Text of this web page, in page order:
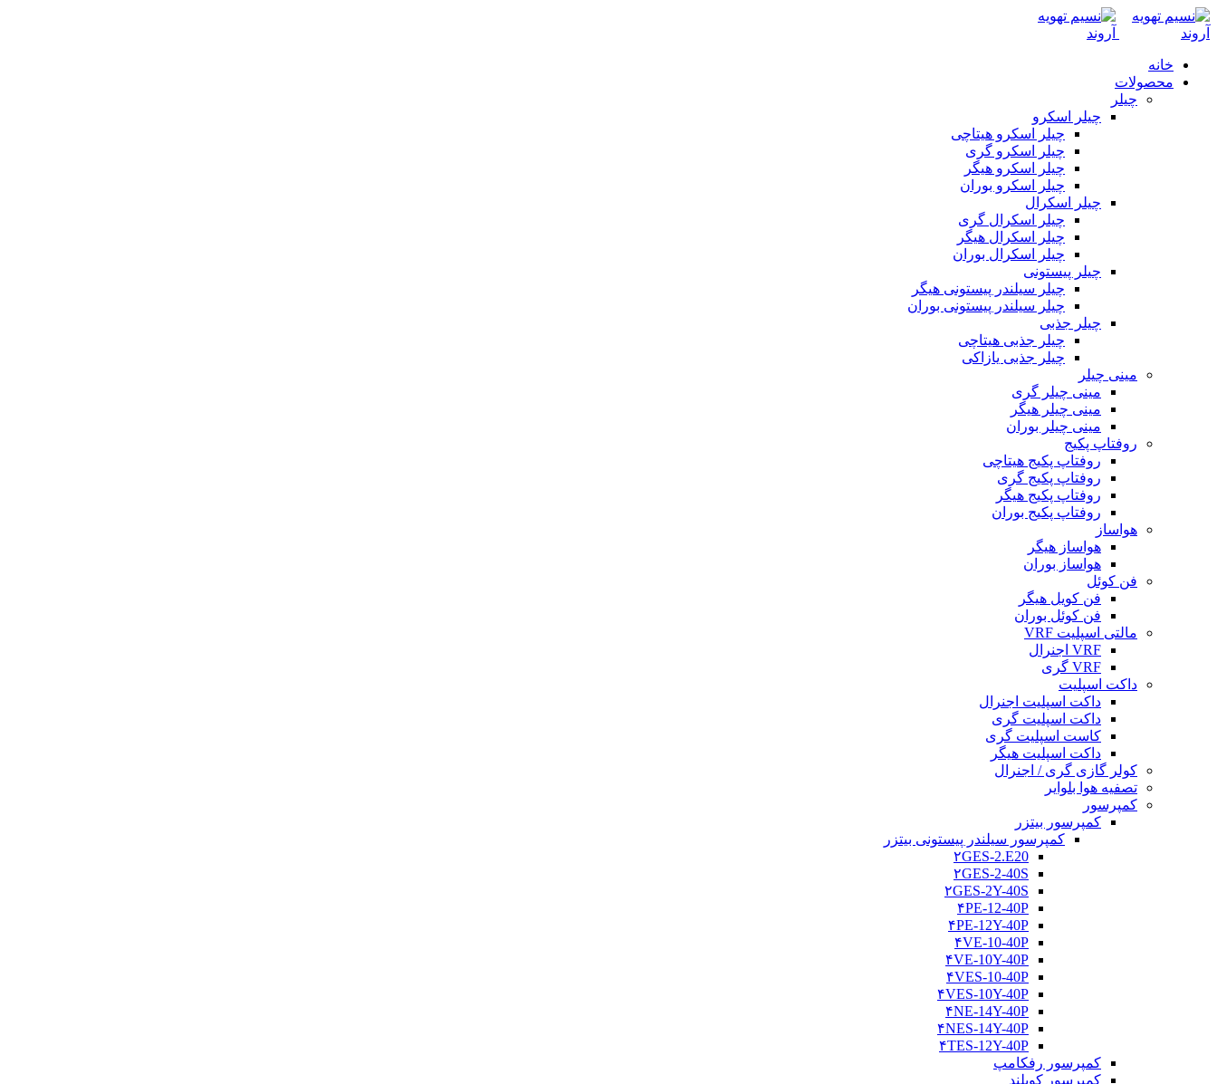
خانه
محصولات
چیلر
چیلر اسکرو
چیلر اسکرو هیتاچی
چیلر اسکرو گری
چیلر اسکرو هیگر
چیلر اسکرو بوران
چیلر اسکرال
چیلر اسکرال گری
چیلر اسکرال هیگر
چیلر اسکرال بوران
چیلر پیستونی
چیلر سیلندر پیستونی هیگر
چیلر سیلندر پیستونی بوران
چیلر جذبی
چیلر جذبی هیتاچی
چیلر جذبی یازاکی
مینی چیلر
مینی چیلر گری
مینی چیلر هیگر
مینی چیلر بوران
روفتاپ پکیج
روفتاپ پکیج هیتاچی
روفتاپ پکیج گری
روفتاپ پکیج هیگر
روفتاپ پکیج بوران
هواساز
هواساز هیگر
هواساز بوران
فن کوئل
فن کویل هیگر
فن کوئل بوران
مالتی اسپلیت VRF
VRF اجنرال
VRF گری
داکت اسپلیت
داکت اسپلیت اجنرال
داکت اسپلیت گری
کاست اسپلیت گری
داکت اسپلیت هیگر
کولر گازی گری / اجنرال
تصفیه هوا بلوایر
کمپرسور
کمپرسور بیتزر
کمپرسور سیلندر پیستونی بیتزر
۲GES-2.E20
۲GES-2-40S
۲GES-2Y-40S
۴PE-12-40P
۴PE-12Y-40P
۴VE-10-40P
۴VE-10Y-40P
۴VES-10-40P
۴VES-10Y-40P
۴NE-14Y-40P
۴NES-14Y-40P
۴TES-12Y-40P
کمپرسور رفکامپ
کمپرسور کوپلند